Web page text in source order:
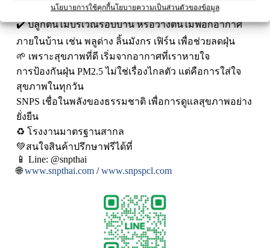
นโยบายการใช้คุกกี้นโยบายความเป็นส่วนตัวของข้อมูล
ประโยชน์ เพื่อเสริมภูมิให้ร่างกาย
✔️ ปลูกต้นไม้บริเวณรอบบ้าน หรือวางต้นไม้ฟอกอากาศ
ภายในบ้าน เช่น พลูด่าง ลิ้นมังกร เฟิร์น เพื่อช่วยลดฝุ่น
🌱 เพราะสุขภาพที่ดี เริ่มจากอากาศที่เราหายใจ
การป้องกันฝุ่น PM2.5 ไม่ใช่เรื่องไกลตัว แต่คือการใส่ใจ
สุขภาพในทุกวัน
SNPS เชื่อในพลังของธรรมชาติ เพื่อการดูแลสุขภาพอย่าง
ยั่งยืน
♻️ โรงงานมาตรฐานสากล
💚สนใจสินค้าปรึกษาฟรีได้ที่
📱 Line: @snpthai
🌐www.snpthai.com/www.snpspcl.com